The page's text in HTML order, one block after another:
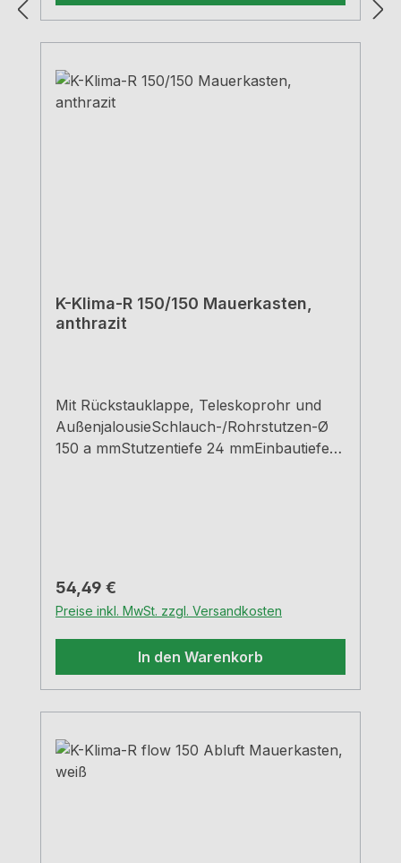
K-Klima-R 150/150 Mauerkasten,
anthrazit
Mit Rückstauklappe, Teleskoprohr und
AußenjalousieSchlauch-/Rohrstutzen-Ø
150 a mmStutzentiefe 24 mmEinbautiefe
Regulärer Preis:
54,49 €
Preise inkl. MwSt. zzgl. Versandkosten
In den Warenkorb